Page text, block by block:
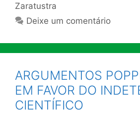
Zaratustra
Deixe um comentário
ARGUMENTOS
EM FAVOR DO
CIENTÍFICO